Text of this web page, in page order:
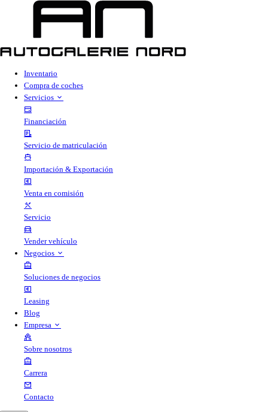
Inventario
Compra de coches
Servicios
Financiación
Servicio de matriculación
Importación & Exportación
Venta en comisión
Servicio
Vender vehículo
Negocios
Soluciones de negocios
Leasing
Blog
Empresa
Sobre nosotros
Carrera
Contacto